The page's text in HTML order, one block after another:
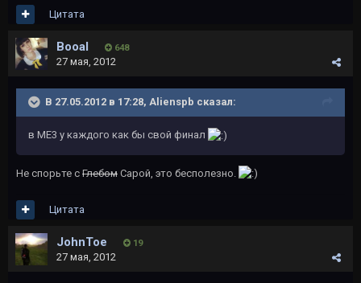
Цитата
Booal 648
27 мая, 2012
В 27.05.2012 в 17:28, Alienspb сказал:
в МЕ3 у каждого как бы свой финал
Не спорьте с Глебом Сарой, это бесполезно.
Цитата
JohnToe 19
27 мая, 2012